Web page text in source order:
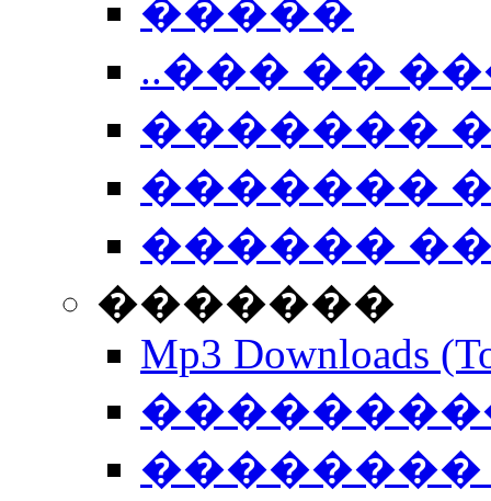
�����
..��� ��
�������
�������
������
�������
Mp3 Downloads
��������